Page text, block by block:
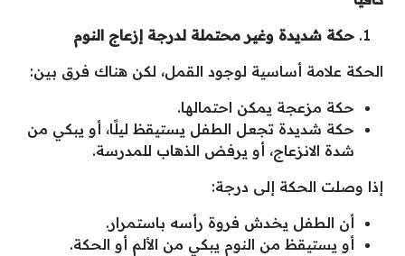
حكة شديدة وغير محتملة لدرجة إزعاج النوم
الحكة علامة أساسية لوجود القمل، لكن هناك فرق بين:
حكة مزعجة يمكن احتمالها.
حكة شديدة تجعل الطفل يستيقظ ليلًا، أو يبكي من
شدة الانزعاج، أو يرفض الذهاب للمدرسة.
إذا وصلت الحكة إلى درجة:
أن الطفل يخدش فروة رأسه باستمرار.
أو يستيقظ من النوم يبكي من الألم أو الحكة.